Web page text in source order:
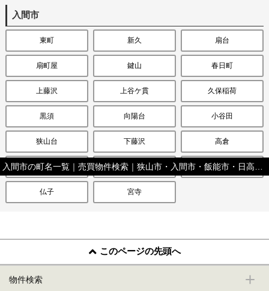
入間市
東町 新久 扇台
扇町屋 鍵山 春日町
上藤沢 上谷ケ貫 久保稲荷
黒須 向陽台 小谷田
狭山台 下藤沢 高倉
豊岡 野田 東藤沢
仏子 宮寺
このページの先頭へ
物件検索